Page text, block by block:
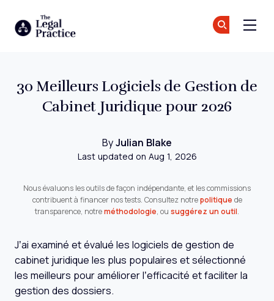
30 Meilleurs Logiciels de Gestion de
Cabinet Juridique pour 2026
By Julian Blake
Last updated on Aug 1, 2026
Nous évaluons les outils de façon indépendante, et les commissions
contribuent à financer nos tests. Consultez notre politique de
transparence, notre méthodologie, ou suggérez un outil .
J’ai examiné et évalué les logiciels de gestion de
cabinet juridique les plus populaires et sélectionné
les meilleurs pour améliorer l’efficacité et faciliter la
gestion des dossiers.